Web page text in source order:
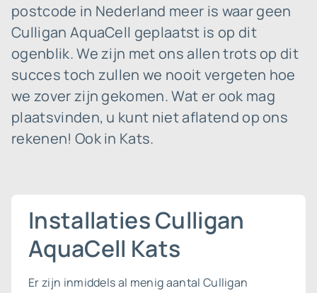
postcode in Nederland meer is waar geen
Culligan AquaCell geplaatst is op dit
ogenblik. We zijn met ons allen trots op dit
succes toch zullen we nooit vergeten hoe
we zover zijn gekomen. Wat er ook mag
plaatsvinden, u kunt niet aflatend op ons
rekenen! Ook in Kats.
Installaties Culligan
AquaCell Kats
Er zijn inmiddels al menig aantal Culligan